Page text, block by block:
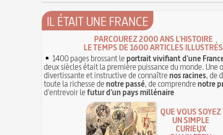
IL ÉTAIT UNE FRANCE
PARCOUREZ 2000 ANS L'HISTOIRE
LE TEMPS DE 1600 ARTICLES ILLUSTRÉS
1400 pages brossant leportrait vivifiant d'une
deux siècles était la première puissance du monde. Une
divertissante et instructive de connaîtrenos racines, de
toute la richesse denotre passé, de comprendrenotre
d'entrevoir lefutur d'un pays millénaire
QUE VOUS SOYEZ
UN SIMPLE
CURIEUX